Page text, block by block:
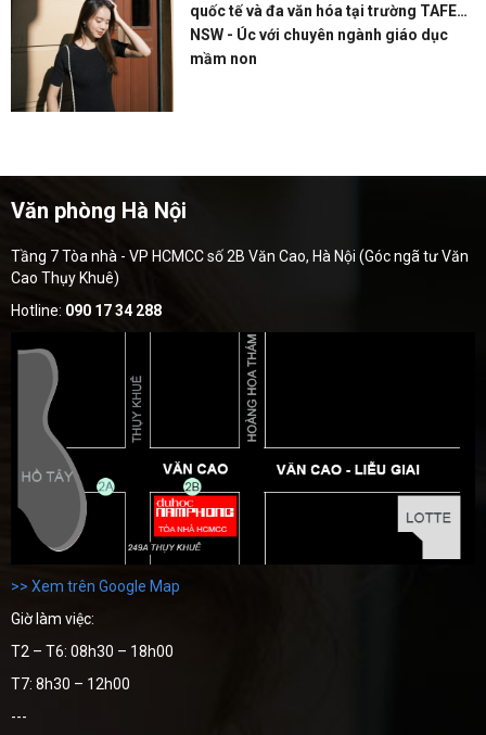
quốc tế và đa văn hóa tại trường TAFE
NSW - Úc với chuyên ngành giáo dục
mầm non
Văn phòng Hà Nội
Tầng 7 Tòa nhà - VP HCMCC số 2B Văn Cao, Hà Nội (Góc ngã tư Văn
Cao Thụy Khuê)
Hotline: 090 17 34 288
>> Xem trên Google Map
Giờ làm việc:
T2 – T6: 08h30 – 18h00
T7: 8h30 – 12h00
---